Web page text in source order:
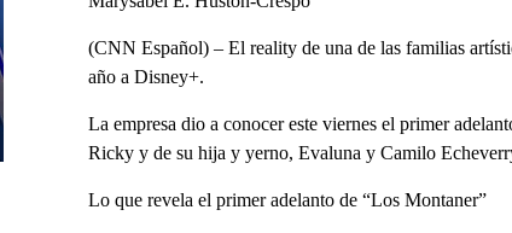
(CNN Español) – El reality de una de las familias
año a Disney+.
La empresa dio a conocer este viernes el primer
Ricky y de su hija y yerno, Evaluna y Camilo
Lo que revela el primer adelanto de “Los Montaner”